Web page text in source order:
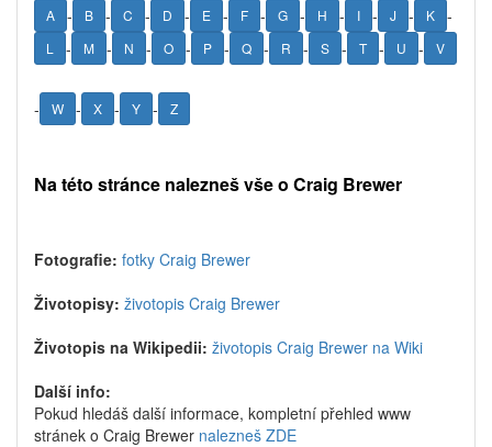
A - B - C - D - E - F - G - H - I - J - K -
L - M - N - O - P - Q - R - S - T - U - V
- W - X - Y - Z
Na této stránce nalezneš vše o Craig Brewer
Fotografie: fotky Craig Brewer
Životopisy: životopis Craig Brewer
Životopis na Wikipedii: životopis Craig Brewer na Wiki
Další info:
Pokud hledáš další informace, kompletní přehled www
stránek o Craig Brewer nalezneš ZDE